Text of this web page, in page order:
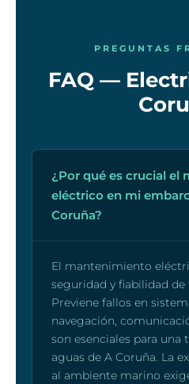
PREGUNTAS
FAQ —
¿Por qué es crucial el
eléctrico en mi
Coruña?
El mantenimiento
seguridad y fiabilidad
Previene fallos en
navegación,
son esenciales para una
aguas de A Coruña. La
al ambiente marino